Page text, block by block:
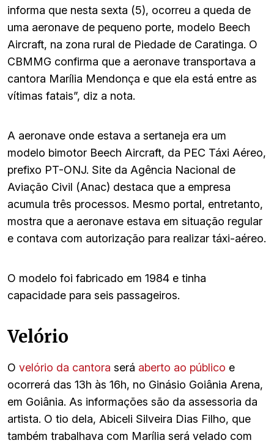
informa que nesta sexta (5), ocorreu a queda de
uma aeronave de pequeno porte, modelo Beech
Aircraft, na zona rural de Piedade de Caratinga. O
CBMMG confirma que a aeronave transportava a
cantora Marília Mendonça e que ela está entre as
vítimas fatais”, diz a nota.
A aeronave onde estava a sertaneja era um
modelo bimotor Beech Aircraft, da PEC Táxi Aéreo,
prefixo PT-ONJ. Site da Agência Nacional de
Aviação Civil (Anac) destaca que a empresa
acumula três processos. Mesmo portal, entretanto,
mostra que a aeronave estava em situação regular
e contava com autorização para realizar táxi-aéreo.
O modelo foi fabricado em 1984 e tinha
capacidade para seis passageiros.
Velório
O velório da cantora será aberto ao público e
ocorrerá das 13h às 16h, no Ginásio Goiânia Arena,
em Goiânia. As informações são da assessoria da
artista. O tio dela, Abiceli Silveira Dias Filho, que
também trabalhava com Marília será velado com